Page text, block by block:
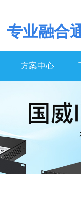
专业融合
方案中心